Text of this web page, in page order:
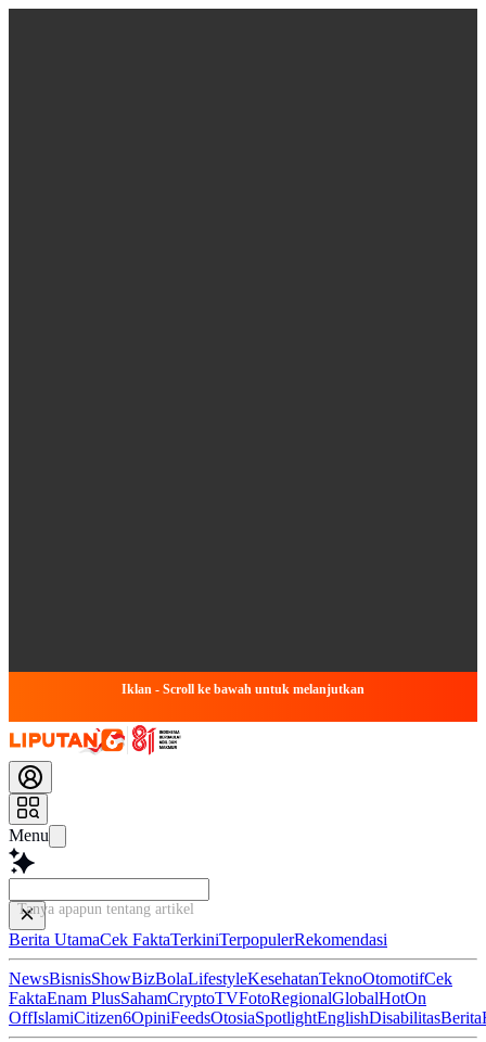
Iklan - Scroll ke bawah untuk melanjutkan
Menu
Tanya apapun tentang artikel ini...
Berita UtamaCek FaktaTerkiniTerpopulerRekomendasi
NewsBisnisShowBizBolaLifestyleKesehatanTeknoOtomotifCek
FaktaEnam PlusSahamCryptoTVFotoRegionalGlobalHotOn
OffIslamiCitizen6OpiniFeedsOtosiaSpotlightEnglishDisabilitasBerita